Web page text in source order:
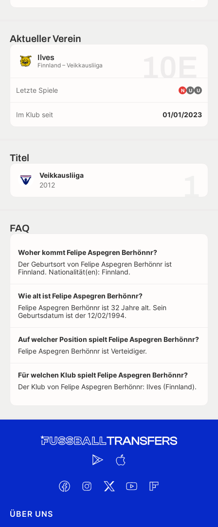
Aktueller Verein
Ilves
Finnland – Veikkausliiga
Letzte Spiele N U U
Im Klub seit 01/01/2023
Titel
Veikkausliiga
2012
FAQ
Woher kommt Felipe Aspegren Berhönnr?
Der Geburtsort von Felipe Aspegren Berhönnr ist
Finnland. Nationalität(en): Finnland.
Wie alt ist Felipe Aspegren Berhönnr?
Felipe Aspegren Berhönnr ist 32 Jahre alt. Sein
Geburtsdatum ist der 12/02/1994.
Auf welcher Position spielt Felipe Aspegren Berhönnr?
Felipe Aspegren Berhönnr ist Verteidiger.
Für welchen Klub spielt Felipe Aspegren Berhönnr?
Der Klub von Felipe Aspegren Berhönnr: Ilves (Finnland).
ÜBER UNS